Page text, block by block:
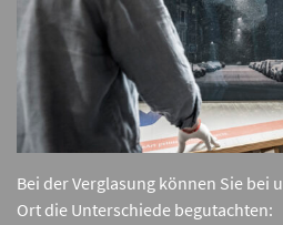
Bei der Verglasung können Sie bei
Ort die Unterschiede begutachten: